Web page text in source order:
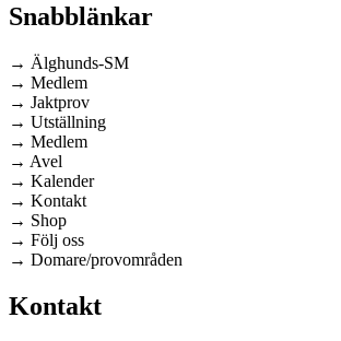
Snabblänkar
→ Älghunds-SM
→ Medlem
→ Jaktprov
→ Utställning
→ Medlem
→ Avel
→ Kalender
→ Kontakt
→ Shop
→ Följ oss
→ Domare/provområden
Kontakt